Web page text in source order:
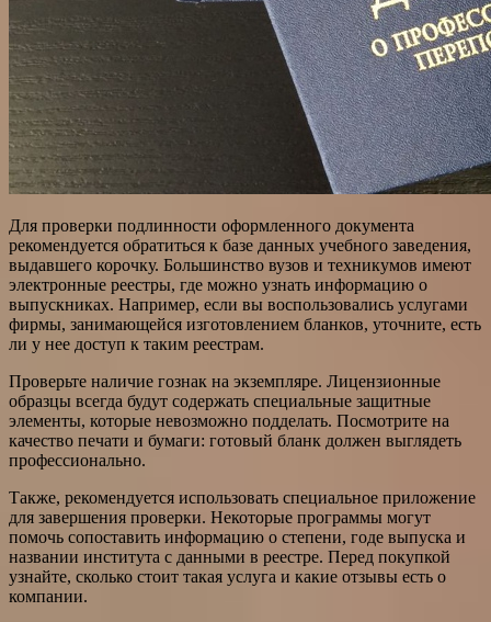
Для проверки подлинности оформленного документа
рекомендуется обратиться к базе данных учебного заведения,
выдавшего корочку. Большинство вузов и техникумов имеют
электронные реестры, где можно узнать информацию о
выпускниках. Например, если вы воспользовались услугами
фирмы, занимающейся изготовлением бланков, уточните, есть
ли у нее доступ к таким реестрам.
Проверьте наличие гознак на экземпляре. Лицензионные
образцы всегда будут содержать специальные защитные
элементы, которые невозможно подделать. Посмотрите на
качество печати и бумаги: готовый бланк должен выглядеть
профессионально.
Также, рекомендуется использовать специальное приложение
для завершения проверки. Некоторые программы могут
помочь сопоставить информацию о степени, годе выпуска и
названии института с данными в реестре. Перед покупкой
узнайте, сколько стоит такая услуга и какие отзывы есть о
компании.